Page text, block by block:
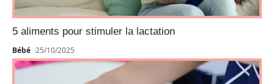
5 aliments pour stimuler la lactation
Bébé 25/10/2025